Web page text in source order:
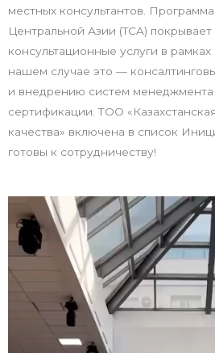
местных консультантов.
Центральной Азии (TCA)
консультационные услуги в
нашем случае это —
и внедрению систем менеджмента
сертификации. ТОО
качества» включена в список
готовы к сотрудничеству!